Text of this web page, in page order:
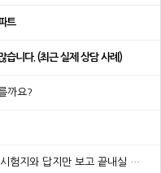
트
습니다. (최근 실제 상담 사례)
까요?
와 답지만 보고 끝내실 건가요?